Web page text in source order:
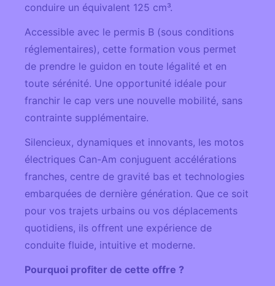
conduire un équivalent 125 cm³.
Accessible avec le permis B (sous conditions
réglementaires), cette formation vous permet
de prendre le guidon en toute légalité et en
toute sérénité. Une opportunité idéale pour
franchir le cap vers une nouvelle mobilité, sans
contrainte supplémentaire.
Silencieux, dynamiques et innovants, les motos
électriques Can-Am conjuguent accélérations
franches, centre de gravité bas et technologies
embarquées de dernière génération. Que ce soit
pour vos trajets urbains ou vos déplacements
quotidiens, ils offrent une expérience de
conduite fluide, intuitive et moderne.
Pourquoi profiter de cette offre ?